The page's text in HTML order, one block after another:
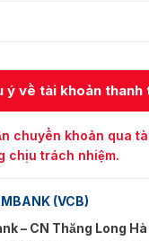
ý về tài khoản thanh
chuyển khoản qua
chịu trách nhiệm.
(VCB)
– CN Thăng Long Hà